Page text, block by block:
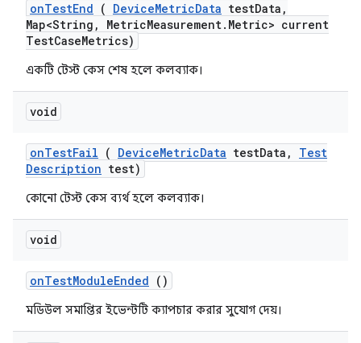
onTestEnd ( DeviceMetricData testData ,
Map<String , MetricMeasurement. Metric> current
TestCaseMetrics)
একটি টেস্ট কেস শেষ হলে কলব্যাক।
void
onTestFail ( DeviceMetricData testData ,
Test
Description test)
কোনো টেস্ট কেস ব্যর্থ হলে কলব্যাক।
void
onTestModuleEnded ()
মডিউল সমাপ্তির ইভেন্টটি ক্যাপচার করার সুযোগ দেয়।